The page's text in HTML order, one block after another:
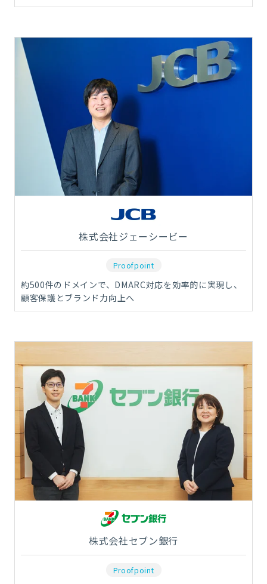
株式会社ジェーシービー
Proofpoint
約500件のドメインで、DMARC対応を効率的に実現し、
顧客保護とブランド力向上へ
株式会社セブン銀行
Proofpoint